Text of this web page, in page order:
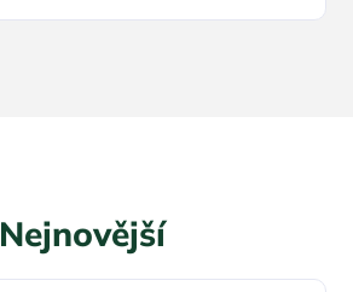
Nejnovější